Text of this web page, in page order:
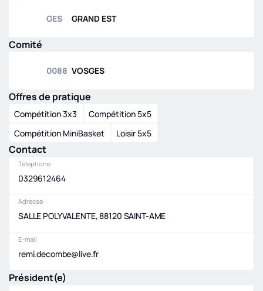
GES GRAND EST
Comité
0088 VOSGES
Offres de pratique
Compétition 3x3
Compétition 5x5
Compétition MiniBasket
Loisir 5x5
Contact
Téléphone
0329612464
Adresse
SALLE POLYVALENTE, 88120 SAINT-AME
E-mail
remi.decombe@live.fr
Président(e)